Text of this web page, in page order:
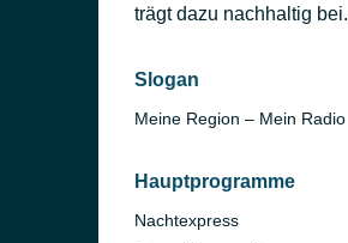
trägt dazu nachhaltig bei.
Slogan
Meine Region – Mein Radio
Hauptprogramme
Nachtexpress